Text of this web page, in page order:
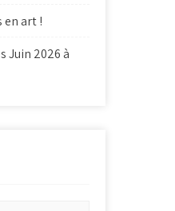
en art !
Juin 2026 à